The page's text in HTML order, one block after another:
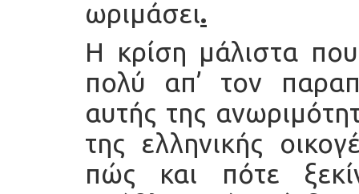
ωριμάσει.
Η κρίση μάλιστα
πολύ απ’ τον
αυτής της
της ελληνικής
πώς και πότε